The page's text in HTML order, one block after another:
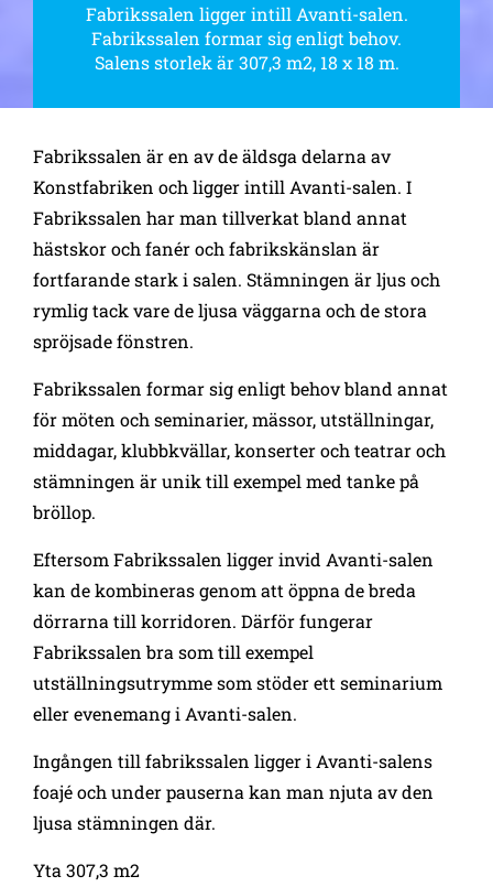
Fabrikssalen ligger intill Avanti-salen.
Fabrikssalen formar sig enligt behov.
Salens storlek är 307,3 m2, 18 x 18 m.
Fabrikssalen är en av de äldsga delarna av
Konstfabriken och ligger intill Avanti-salen. I
Fabrikssalen har man tillverkat bland annat
hästskor och fanér och fabrikskänslan är
fortfarande stark i salen. Stämningen är ljus och
rymlig tack vare de ljusa väggarna och de stora
spröjsade fönstren.
Fabrikssalen formar sig enligt behov bland annat
för möten och seminarier, mässor, utställningar,
middagar, klubbkvällar, konserter och teatrar och
stämningen är unik till exempel med tanke på
bröllop.
Eftersom Fabrikssalen ligger invid Avanti-salen
kan de kombineras genom att öppna de breda
dörrarna till korridoren. Därför fungerar
Fabrikssalen bra som till exempel
utställningsutrymme som stöder ett seminarium
eller evenemang i Avanti-salen.
Ingången till fabrikssalen ligger i Avanti-salens
foajé och under pauserna kan man njuta av den
ljusa stämningen där.
Yta 307,3 m2